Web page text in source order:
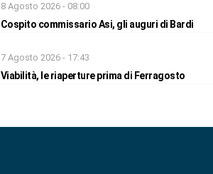
8 Agosto 2026 - 08:00
Cospito commissario Asi, gli auguri di Bardi
7 Agosto 2026 - 17:43
Viabilità, le riaperture prima di Ferragosto